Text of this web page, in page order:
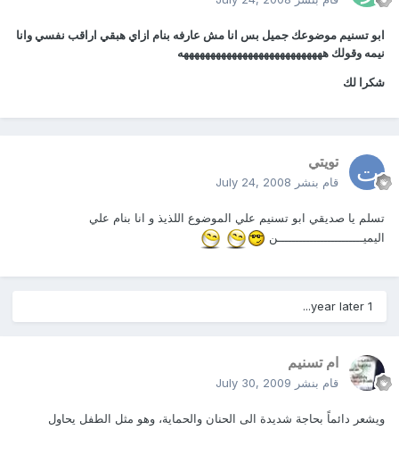
ابو تسنيم موضوعك جميل بس انا مش عارفه بنام ازاي هبقي اراقب نفسي وانا
نيمه وقولك هههههههههههههههههههههههههههه
شكرا لك
تويتي
قام بنشر July 24, 2008
تسلم يا صديقي ابو تسنيم علي الموضوع اللذيذ و انا بنام علي
اليميــــــــــــــــــــــــن
ام تسنيم
قام بنشر July 30, 2009
ويشعر دائماً بحاجة شديدة الى الحنان والحماية، وهو مثل الطفل يحاول